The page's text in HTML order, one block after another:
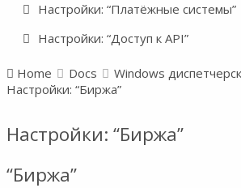
Настройки: “Платёжные системы”
Настройки: “Доступ к API”
Home Docs
Windows
Настройки: “Биржа”
Настройки: “Биржа”
“Биржа”